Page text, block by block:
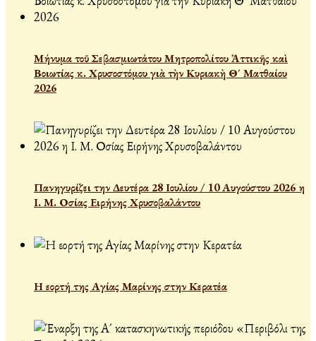
Μήνυμα τοῦ Σεβασμιωτάτου Μητροπολίτου Ἀττικῆς καὶ
Βοιωτίας κ. Χρυσοστόμου γιὰ τὴν Κυριακὴ Θ´ Ματθαίου
2026
Πανηγυρίζει την Δευτέρα 28 Ιουλίου / 10 Αυγούστου 2026 η
Ι. Μ. Οσίας Ειρήνης Χρυσοβαλάντου
Η εορτή της Αγίας Μαρίνης στην Κερατέα